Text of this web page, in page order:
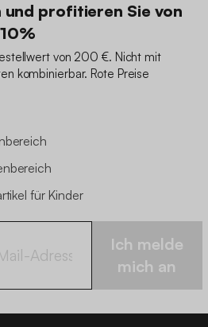
und profitieren Sie von
von 200 €. Nicht mit
kombinierbar. Rote Preise
für Kinder
Ich melde
mich an